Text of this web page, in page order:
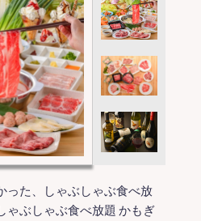
った、しゃぶしゃぶ食べ放
ゃぶしゃぶ食べ放題 かもぎ